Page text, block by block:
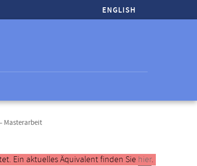
ENGLISH
Masterarbeit
Ein aktuelles Äquivalent finden Sie hier.